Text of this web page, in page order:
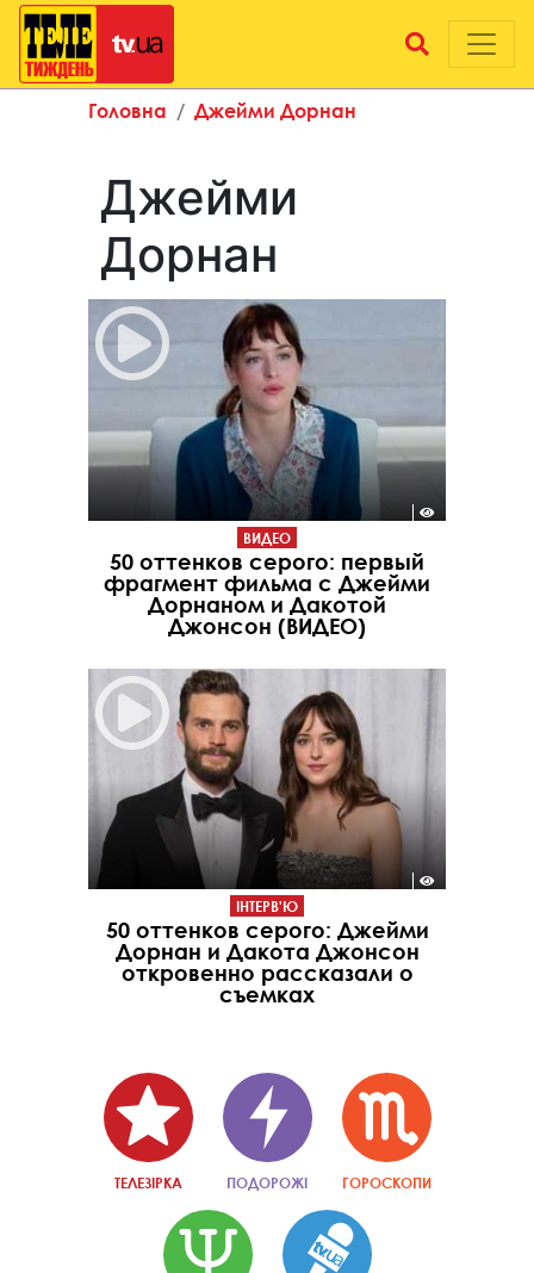
Головна Джейми Дорнан
Джейми
Дорнан
ВИДЕО
50 оттенков серого: первый
фрагмент фильма с Джейми
Дорнаном и Дакотой
Джонсон (ВИДЕО)
ІНТЕРВ'Ю
50 оттенков серого: Джейми
Дорнан и Дакота Джонсон
откровенно рассказали о
съемках
ТЕЛЕЗІРКА ПОДОРОЖІ ГОРОСКОПИ